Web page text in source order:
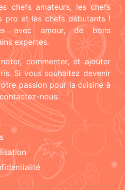
chefs amateurs, les chefs
pro et les chefs débutants !
avec amour, de bons
expertes.
commenter, et ajouter
Si vous souhaitez devenir
passion pour la cuisine à
nous.